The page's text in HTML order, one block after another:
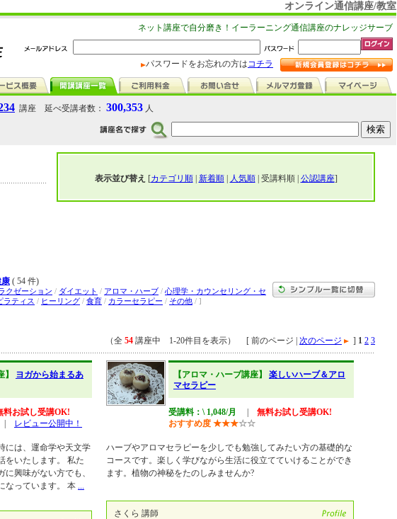
オンライン通信講座/教室
ネット講座で自分磨き！イーラーニング通信講座のナレッジサーブ
パスワードをお忘れの方はコチラ
講座 延べ受講者数： 300,353 人
表示並び替え [カテゴリ順| 新着順| 人気順| 受講料順 | 公認講座]
( 54 件)
クゼーション / ダイエット / アロマ・ハーブ / 心理学・カウンセリング・セ
ラティス / ヒーリング / 食育 / カラーセラピー / その他 / ]
（全 54 講座中 1-20件目を表示） [ 前のページ | 次のページ ] 1 2 3
】 ヨガから始まるあ
料お試し受講OK!
レビュー公開中！
には、運命学や天文学
をいたします。 私た
興味がない方でも、
なっています。 本 ...
【アロマ・ハーブ講座】 楽しいハーブ＆アロ
マセラピー
受講料：\ 1,048/月
無料お試し受講OK!
おすすめ度 ★★★☆☆
ハーブやアロマセラピーを少しでも勉強してみたい方の基礎的な
コースです。楽しく学びながら生活に役立てていけることができ
ます。植物の神秘をたのしみませんか?
さくら 講師